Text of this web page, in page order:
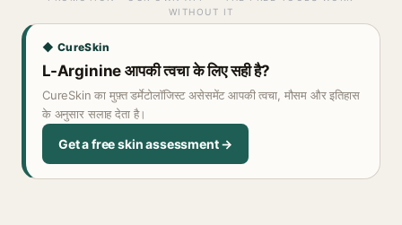
WITHOUT IT
◆ CureSkin
L-Arginine आपकी त्वचा के लिए सही है?
CureSkin का मुफ़्त डर्मेटोलॉजिस्ट असेसमेंट आपकी त्वचा, मौसम और इतिहास
के अनुसार सलाह देता है।
Get a free skin assessment →